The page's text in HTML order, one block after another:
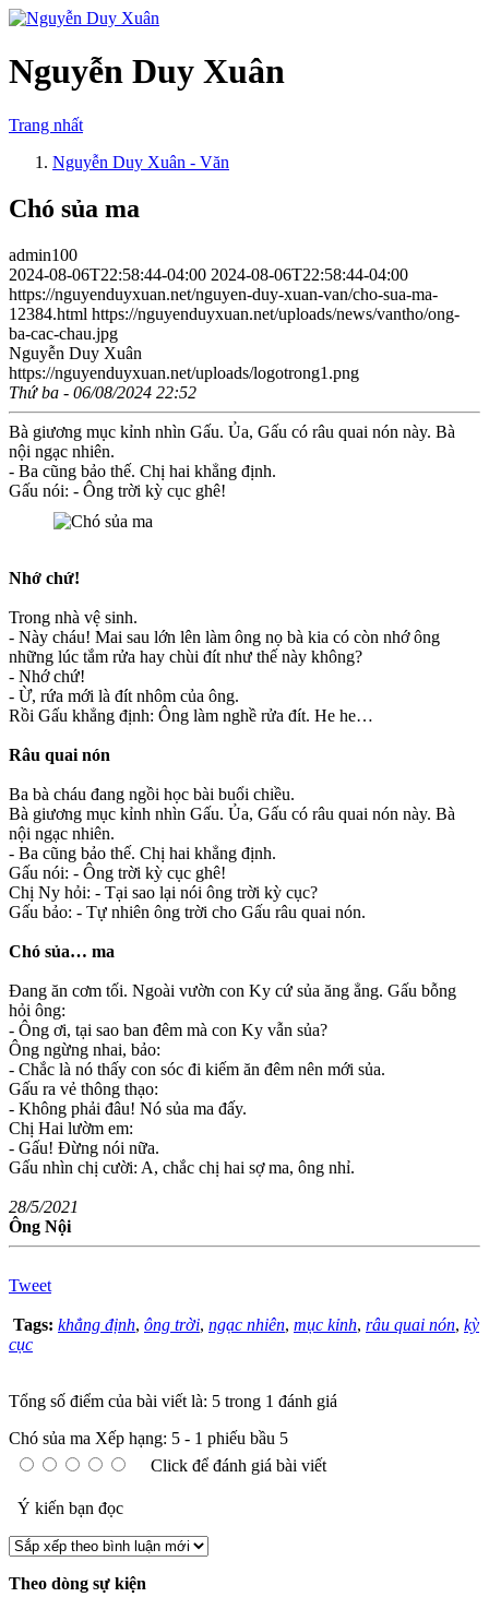
Nguyễn Duy Xuân
Trang nhất
Nguyễn Duy Xuân - Văn
Chó sủa ma
admin100
2024-08-06T22:58:44-04:00 2024-08-06T22:58:44-04:00
https://nguyenduyxuan.net/nguyen-duy-xuan-van/cho-sua-ma-
12384.html https://nguyenduyxuan.net/uploads/news/vantho/ong-
ba-cac-chau.jpg
Nguyễn Duy Xuân
https://nguyenduyxuan.net/uploads/logotrong1.png
Thứ ba - 06/08/2024 22:52
Bà giương mục kỉnh nhìn Gấu. Ủa, Gấu có râu quai nón này. Bà
nội ngạc nhiên.
- Ba cũng bảo thế. Chị hai khẳng định.
Gấu nói: - Ông trời kỳ cục ghê!
Nhớ chứ!
Trong nhà vệ sinh.
- Này cháu! Mai sau lớn lên làm ông nọ bà kia có còn nhớ ông
những lúc tắm rửa hay chùi đít như thế này không?
- Nhớ chứ!
- Ừ, rứa mới là đít nhôm của ông.
Rồi Gấu khẳng định: Ông làm nghề rửa đít. He he…
Râu quai nón
Ba bà cháu đang ngồi học bài buổi chiều.
Bà giương mục kỉnh nhìn Gấu. Ủa, Gấu có râu quai nón này. Bà
nội ngạc nhiên.
- Ba cũng bảo thế. Chị hai khẳng định.
Gấu nói: - Ông trời kỳ cục ghê!
Chị Ny hỏi: - Tại sao lại nói ông trời kỳ cục?
Gấu bảo: - Tự nhiên ông trời cho Gấu râu quai nón.
Chó sủa… ma
Đang ăn cơm tối. Ngoài vườn con Ky cứ sủa ăng ẳng. Gấu bỗng
hỏi ông:
- Ông ơi, tại sao ban đêm mà con Ky vẫn sủa?
Ông ngừng nhai, bảo:
- Chắc là nó thấy con sóc đi kiếm ăn đêm nên mới sủa.
Gấu ra vẻ thông thạo:
- Không phải đâu! Nó sủa ma đấy.
Chị Hai lườm em:
- Gấu! Đừng nói nữa.
Gấu nhìn chị cười: A, chắc chị hai sợ ma, ông nhỉ.
28/5/2021
Ông Nội
Tweet
Tags: khẳng định, ông trời, ngạc nhiên, mục kỉnh, râu quai nón, kỳ
cục
Tổng số điểm của bài viết là: 5 trong 1 đánh giá
Chó sủa ma Xếp hạng: 5 - 1 phiếu bầu 5
Click để đánh giá bài viết
Ý kiến bạn đọc
Theo dòng sự kiện